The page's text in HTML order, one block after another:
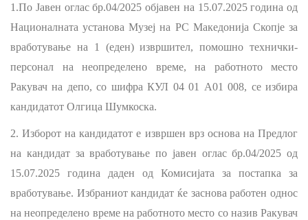
1.По Јавен оглас бр.04/2025 објавен на 15.07.2025 година од
Националната установа Музеј на РС Македонија Скопје за
вработување на 1 (еден) извршител, помошно технички-
персонал на неопределено време, на работното место
Ракувач на депо, со шифра КУЛ 04 01 А01 008, се избира
кандидатот Олгица Шумкоска.
2. Изборот на кандидатот е извршен врз основа на Предлог
на кандидат за вработување по јавен оглас бр.04/2025 од
15.07.2025 година даден од Комисијата за постапка за
вработување. Избраниот кандидат ќе заснова работен однос
на неопределено време на работното место со назив Ракувач